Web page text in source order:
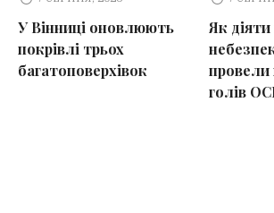
У Вінниці оновлюють
покрівлі трьох
багатоповерхівок
Як діяти
провели
голів